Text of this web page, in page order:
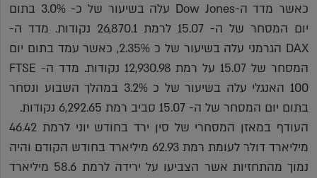
כאשר מדד ה-Dow Jones עלה בשיעור של כ- 3.0% בתום
יום המסחר של ה- 15.07 לרמת 26,870.1 נקודות. מדד ה-
DAX הגרמני עלה בשיעור של כ 2.35%, כאשר עמד בתום יום
המסחר של 15.07 על רמת 12,930.98 נקודות. מדד ה- FTSE
100 האנגלי עלה בשיעור של כ 3.2% במהלך השבוע ונסחר
בתום יום המסחר של ה- 15.07 סביב רמת 6,292.65 נקודות.
העודף במאזן המסחרי של סין ירד בחודש יוני לרמת 46.42
מיליארד דולר לעומת רמת 62.93 מיליארד בחודש הקודם והיה
נמוך מהתחזיות אשר הצביעו על ירידה לרמת 58.6 מיליארד